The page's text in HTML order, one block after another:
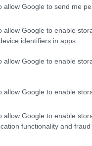
allow Google to send me
allow Google to enable
identifiers in apps.
allow Google to enable
allow Google to enable
allow Google to enable
functionality and
τιςειδήσειςστο Bing